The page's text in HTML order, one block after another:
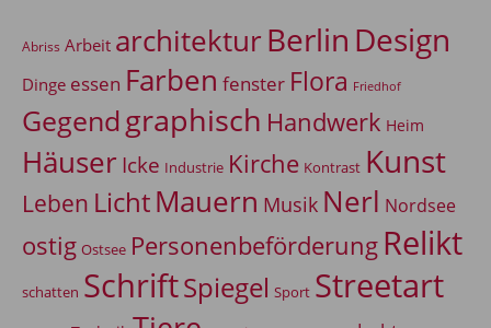
Abriss Arbeit architekturBerlin Design
Dinge essen Farben fenster Flora Friedhof
Gegendgraphisch Handwerk Heim
Häuser Icke Industrie Kirche Kontrast Kunst
Leben LichtMauern Musik Nerl Nordsee
ostig Ostsee Personenbeförderung Relikt
schatten SchriftSpiegel Sport Streetart